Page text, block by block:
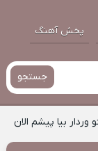
پخش آهنگ
جستجو
وردار بیا پیشم الان